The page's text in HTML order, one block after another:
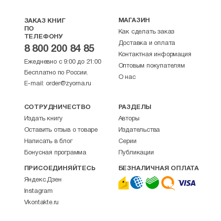
100 человек. Некоторые из выпускников курсов,
а также священники проводят в братстве
беседы с людьми, которые готовятся
к принятию Крещения или к таинству Венчания,
отвечают на вопросы верующих. Всем
желающим предоставлена возможность
собраться для обсуждения неясных вопросов,
Важное место в практике братства занимает
работа с заключёнными. Опыт работы
и служения в зонах составляет уже более трёх
лет. Поэтому неудивительно, что один
из священников братства — о. Вячеслав
координационного совета Нижегородской
епархии по курированию исправительных
учреждений УИН УВД Нижегородской области.
По мере сил братство противостоит напору
ЗАКАЗ КНИГ
ПО
ТЕЛЕФОНУ
8 800 200 84 85
Ежедневно с 9:00 до 21:00
Бесплатно по России.
E-mail: order@zyorna.ru
МАГАЗИН
Как сделать заказ
Доставка и оплата
Контактная информация
Оптовым покупателям
О нас
СОТРУДНИЧЕСТВО
Издать книгу
Оставить отзыв о товаре
Написать в блог
Бонусная программа
РАЗДЕЛЫ
Авторы
Издательства
Серии
Публикации
ПРИСОЕДИНЯЙТЕСЬ
Яндекс.Дзен
Instagram
Vkontakte.ru
БЕЗНАЛИЧНАЯ ОПЛАТА